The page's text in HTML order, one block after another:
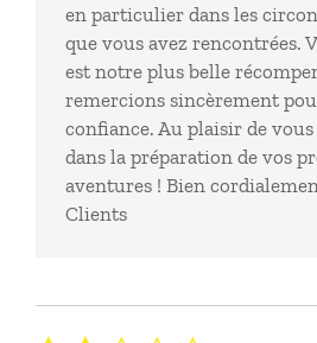
en particulier dans les
que vous avez rencontrées.
est notre plus belle
remercions sincèrement
confiance. Au plaisir de
dans la préparation de vos
aventures ! Bien
Clients